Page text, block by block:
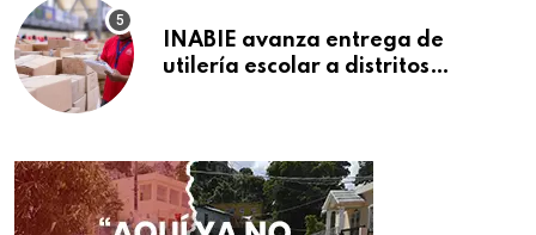
INABIE avanza entrega de
utilería escolar a distritos